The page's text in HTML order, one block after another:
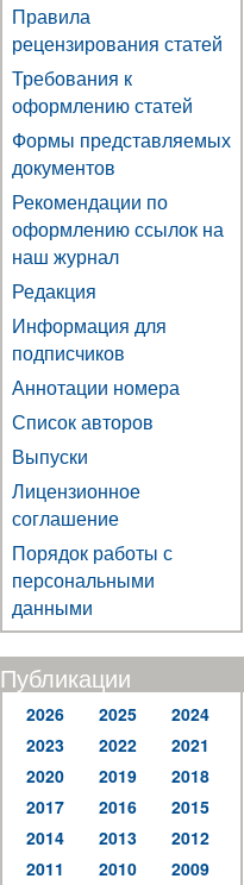
Правила
рецензирования статей
Требования к
оформлению статей
Формы представляемых
документов
Рекомендации по
оформлению ссылок на
наш журнал
Редакция
Информация для
подписчиков
Аннотации номера
Список авторов
Выпуски
Лицензионное
соглашение
Порядок работы с
персональными
данными
Публикации
2026 2025
2024
2023
2022
2021
2020
2019
2018
2017
2016
2015
2014
2013
2012
2011
2010
2009